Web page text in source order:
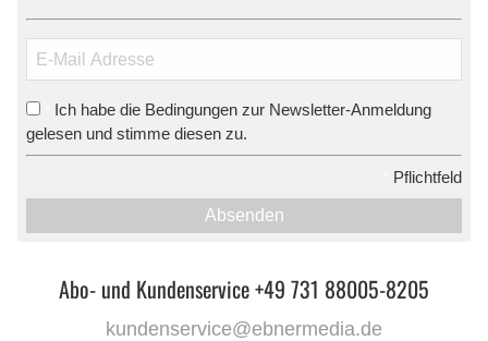
Ich habe die Bedingungen zur Newsletter-Anmeldung
gelesen und stimme diesen zu.
Pflichtfeld
Absenden
Abo- und Kundenservice +49 731 88005-8205
kundenservice@ebnermedia.de